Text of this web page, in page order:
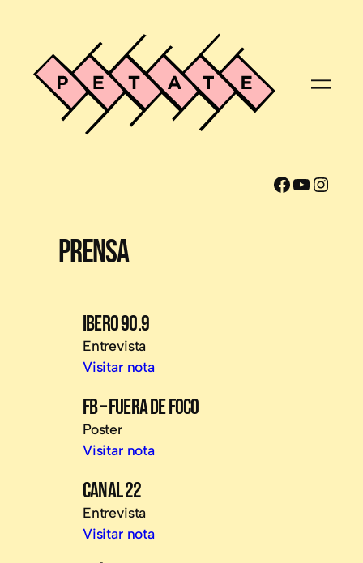
Facebook YouTube Instagram
PRENSA
IBERO 90.9
Entrevista
Visitar nota
FB – FUERA DE FOCO
Poster
Visitar nota
CANAL 22
Entrevista
Visitar nota